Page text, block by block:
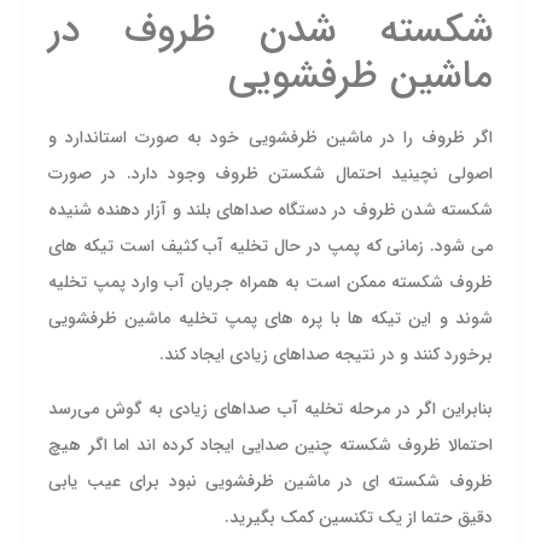
شکسته شدن ظروف در
ماشین ظرفشویی
اگر ظروف را در ماشین ظرفشویی خود به صورت استاندارد و
اصولی نچینید احتمال شکستن ظروف وجود دارد. در صورت
شکسته شدن ظروف در دستگاه صداهای بلند و آزار دهنده شنیده
می شود. زمانی که پمپ در حال تخلیه آب کثیف است تیکه های
ظروف شکسته ممکن است به همراه جریان آب وارد پمپ تخلیه
شوند و این تیکه ها با پره های پمپ تخلیه ماشین ظرفشویی
برخورد کنند و در نتیجه صداهای زیادی ایجاد کند.
بنابراین اگر در مرحله تخلیه آب صداهای زیادی به گوش می‌رسد
احتمالا ظروف شکسته چنین صدایی ایجاد کرده اند اما اگر هیچ
ظروف شکسته ای در ماشین ظرفشویی نبود برای عیب یابی
دقیق حتما از یک تکنسین کمک بگیرید.